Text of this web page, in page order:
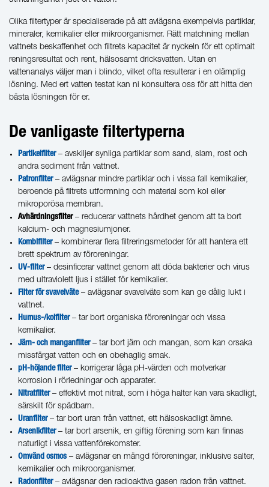
Olika filtertyper är specialiserade på att avlägsna exempelvis partiklar,
mineraler, kemikalier eller mikroorganismer. Rätt matchning mellan
vattnets beskaffenhet och filtrets kapacitet är nyckeln för ett optimalt
reningsresultat och rent, hälsosamt dricksvatten. Utan en
vattenanalys väljer man i blindo, vilket ofta resulterar i en olämplig
lösning. Med ert vatten testat kan ni konsultera oss för att hitta den
bästa lösningen för er.
De vanligaste filtertyperna
Partikelfilter– avskiljer synliga partiklar som sand, slam, rost och
andra sediment från vattnet.
Patronfilter– avlägsnar mindre partiklar och i vissa fall kemikalier,
beroende på filtrets utformning och material som kol eller
mikroporösa membran.
Avhärdningsfilter– reducerar vattnets hårdhet genom att ta bort
kalcium- och magnesiumjoner.
Kombifilter– kombinerar flera filtreringsmetoder för att hantera ett
brett spektrum av föroreningar.
UV-filter– desinficerar vattnet genom att döda bakterier och virus
med ultraviolett ljus i stället för kemikalier.
Filter för svavelväte– avlägsnar svavelväte som kan ge dålig lukt i
vattnet.
Humus-/kolfilter– tar bort organiska föroreningar och vissa
kemikalier.
Järn- och manganfilter– tar bort järn och mangan, som kan orsaka
missfärgat vatten och en obehaglig smak.
pH-höjande filter– korrigerar låga pH-värden och motverkar
korrosion i rörledningar och apparater.
Nitratfilter– effektivt mot nitrat, som i höga halter kan vara skadligt,
särskilt för spädbarn.
Uranfilter– tar bort uran från vattnet, ett hälsoskadligt ämne.
Arsenikfilter– tar bort arsenik, en giftig förening som kan finnas
naturligt i vissa vattenförekomster.
Omvänd osmos – avlägsnar en mängd föroreningar, inklusive salter,
kemikalier och mikroorganismer.
Radonfilter– avlägsnar den radioaktiva gasen radon från vattnet.